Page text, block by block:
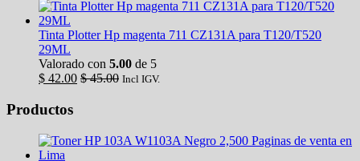
Tinta Plotter Hp magenta 711 CZ131A para T120/T520
29ML
Valorado con 5.00 de 5
$ 42.00 $45.00 Incl IGV.
Productos